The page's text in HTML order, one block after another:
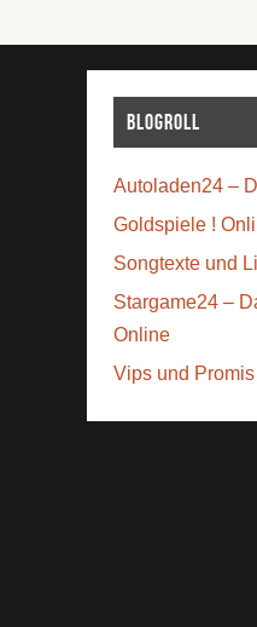
Blogroll
Autoladen24 –
Goldspiele !
Songtexte und
Stargame24 –
Online
Vips und